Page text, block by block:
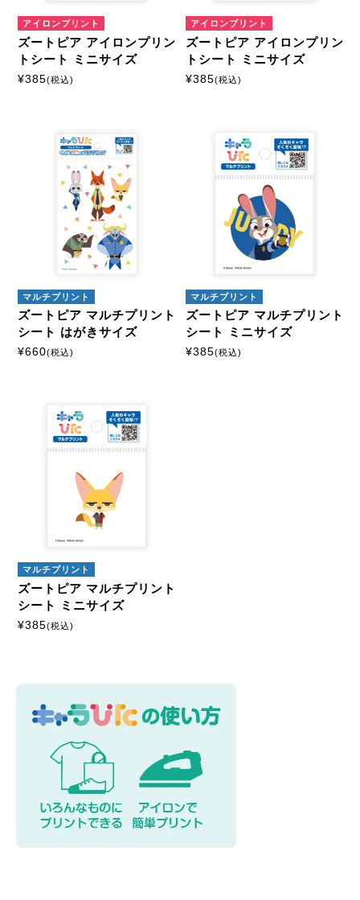
アイロンプリント
ズートピア アイロンプリン
トシート ミニサイズ
¥385(税込)
アイロンプリント
ズートピア アイロンプリン
トシート ミニサイズ
¥385(税込)
マルチプリント
ズートピア マルチプリント
シート はがきサイズ
¥660(税込)
マルチプリント
ズートピア マルチプリント
シート ミニサイズ
¥385(税込)
マルチプリント
ズートピア マルチプリント
シート ミニサイズ
¥385(税込)